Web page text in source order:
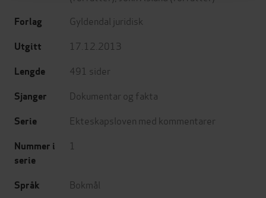
Forlag Gyldendal juridisk
Utgitt 17.12.2013
Lengde 491 sider
Sjanger Dokumentar og fakta
Serie Ekteskapsloven med kommentarer
Nummer i
serie
1
Språk Bokmål